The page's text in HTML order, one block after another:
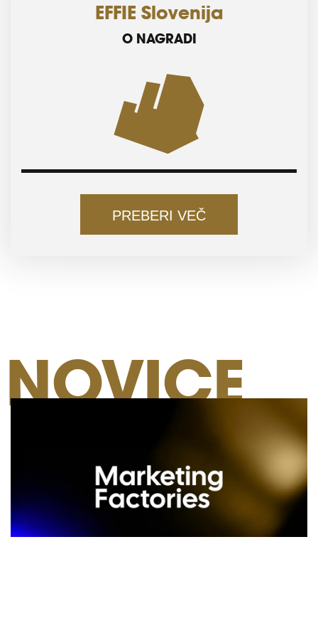
EFFIE Slovenija
O NAGRADI
PREBERI VEČ
NOVICE